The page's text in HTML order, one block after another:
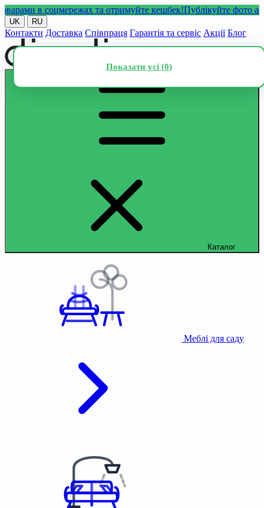
в соцмережах та отримуйте кешбек!Публікуйте фото або
UK RU
Контакти Доставка Співпраця Гарантія та сервіс Акції Блог
Каталог
Меблі для саду
Показати усі (0)